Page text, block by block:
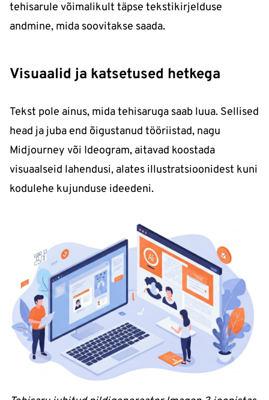
tehisarule võimalikult täpse tekstikirjelduse
andmine, mida soovitakse saada.
Visuaalid ja katsetused hetkega
Tekst pole ainus, mida tehisaruga saab luua. Sellised
head ja juba end õigustanud tööriistad, nagu
Midjourney või Ideogram, aitavad koostada
visuaalseid lahendusi, alates illustratsioonidest kuni
kodulehe kujunduse ideedeni.